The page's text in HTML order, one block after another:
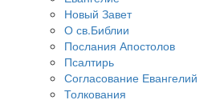
Новый Завет
О св.Библии
Послания Апостолов
Псалтирь
Согласование Евангелий
Толкования